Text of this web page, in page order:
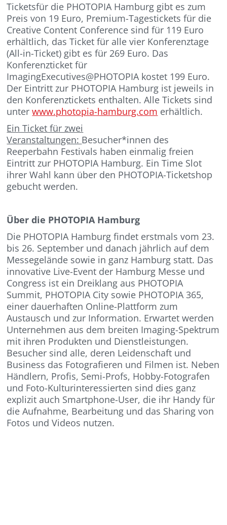
Ticketsfür die PHOTOPIA Hamburg gibt es zum
Preis von 19 Euro, Premium-Tagestickets für die
Creative Content Conference sind für 119 Euro
erhältlich, das Ticket für alle vier Konferenztage
(All-in-Ticket) gibt es für 269 Euro. Das
Konferenzticket für
ImagingExecutives@PHOTOPIA kostet 199 Euro.
Der Eintritt zur PHOTOPIA Hamburg ist jeweils in
den Konferenztickets enthalten. Alle Tickets sind
unterwww.photopia-hamburg.com erhältlich.
Ein Ticket für zwei
Veranstaltungen: Besucher*innen des
Reeperbahn Festivals haben einmalig freien
Eintritt zur PHOTOPIA Hamburg. Ein Time Slot
ihrer Wahl kann über den PHOTOPIA-Ticketshop
gebucht werden.
Über die PHOTOPIA Hamburg
Die PHOTOPIA Hamburg findet erstmals vom 23.
bis 26. September und danach jährlich auf dem
Messegelände sowie in ganz Hamburg statt. Das
innovative Live-Event der Hamburg Messe und
Congress ist ein Dreiklang aus PHOTOPIA
Summit, PHOTOPIA City sowie PHOTOPIA 365,
einer dauerhaften Online-Plattform zum
Austausch und zur Information. Erwartet werden
Unternehmen aus dem breiten Imaging-Spektrum
mit ihren Produkten und Dienstleistungen.
Besucher sind alle, deren Leidenschaft und
Business das Fotografieren und Filmen ist. Neben
Händlern, Profis, Semi-Profs, Hobby-Fotografen
und Foto-Kulturinteressierten sind dies ganz
explizit auch Smartphone-User, die ihr Handy für
die Aufnahme, Bearbeitung und das Sharing von
Fotos und Videos nutzen.